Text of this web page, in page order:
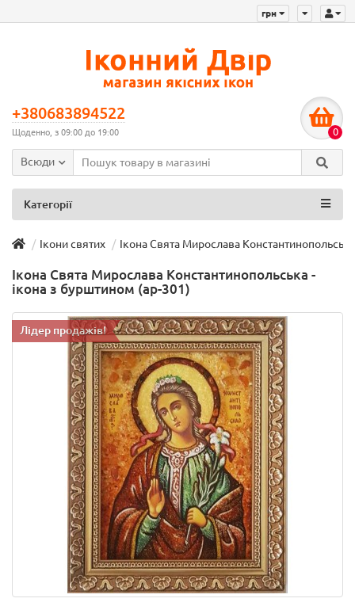
грн
+380683894522
Щоденно, з 09:00 до 19:00 0
Всюди
Категорії
Ікони святих Ікона Свята Мирослава
Ікона Свята Мирослава Константинопольська -
ікона з бурштином (ар-301)
Лідер продажів!